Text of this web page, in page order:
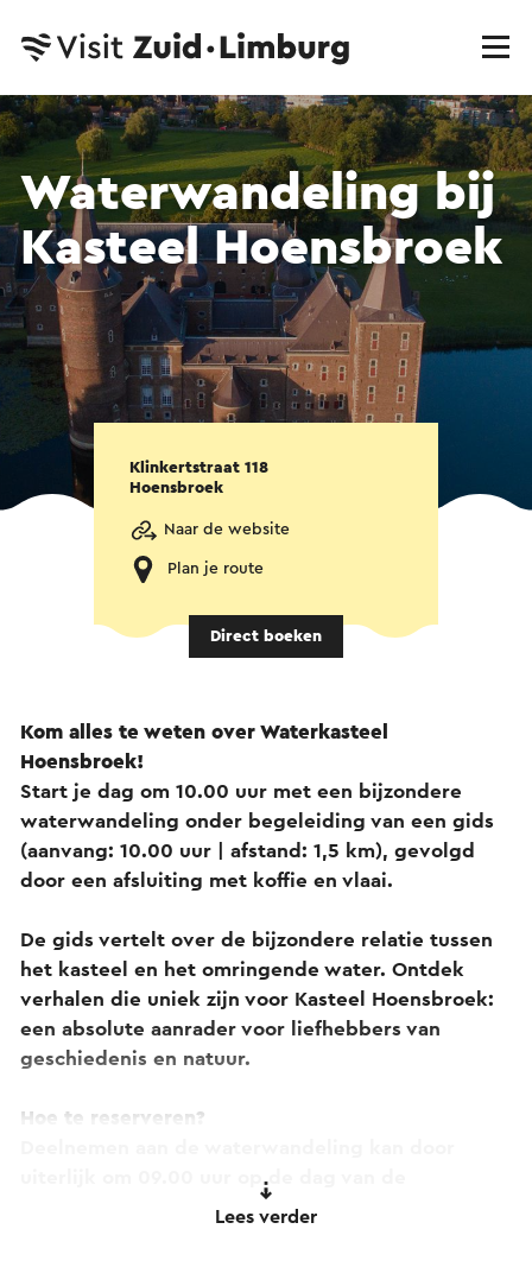
Waterwandeling bij
Kasteel Hoensbroek
Klinkertstraat 118
Hoensbroek
Naar de website
Plan je route
Direct boeken
Kom alles te weten over Waterkasteel
Hoensbroek!
Start je dag om 10.00 uur met een bijzondere
waterwandeling onder begeleiding van een gids
(aanvang: 10.00 uur | afstand: 1,5 km), gevolgd
door een afsluiting met koffie en vlaai.
De gids vertelt over de bijzondere relatie tussen
het kasteel en het omringende water. Ontdek
verhalen die uniek zijn voor Kasteel Hoensbroek:
een absolute aanrader voor liefhebbers van
geschiedenis en natuur.
Hoe te reserveren?
uiterlijk om 09.00 uur op de dag van de
wandeling te reserveren via het online
Lees verder